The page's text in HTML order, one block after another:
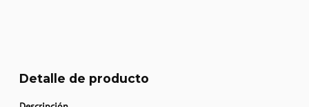
Detalle de producto